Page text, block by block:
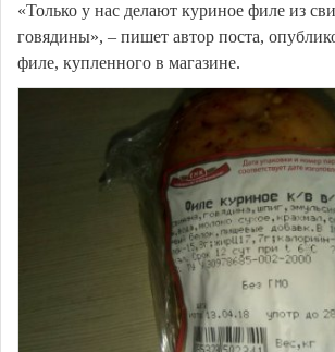
«Только у нас делают куриное филе из
говядины», – пишет автор поста,
филе, купленного в магазине.